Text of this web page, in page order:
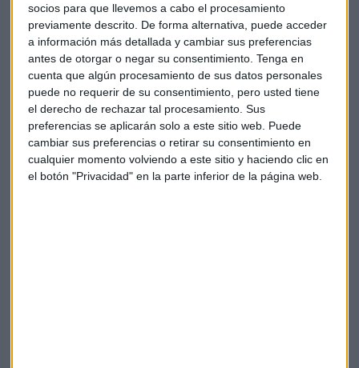
socios para que llevemos a cabo el procesamiento
previamente descrito. De forma alternativa, puede acceder
a información más detallada y cambiar sus preferencias
antes de otorgar o negar su consentimiento. Tenga en
cuenta que algún procesamiento de sus datos personales
puede no requerir de su consentimiento, pero usted tiene
el derecho de rechazar tal procesamiento. Sus
preferencias se aplicarán solo a este sitio web. Puede
cambiar sus preferencias o retirar su consentimiento en
cualquier momento volviendo a este sitio y haciendo clic en
el botón "Privacidad" en la parte inferior de la página web.
Lagarde lanza una moneda al aire y sube los
tipos en 25 pbs
El Banco Central Europeo (BCE) sigue la estela de la
Reserva Federal y encarece el precio del dinero
poniendo en valor la resistencia del sistema bancario
Capital Radio / 2023-05-04
¿Se quedará en España?
"De momento nuestro foco está en España", asegura el
consejero delegado. Y es que la socimi ya cotizaba en el